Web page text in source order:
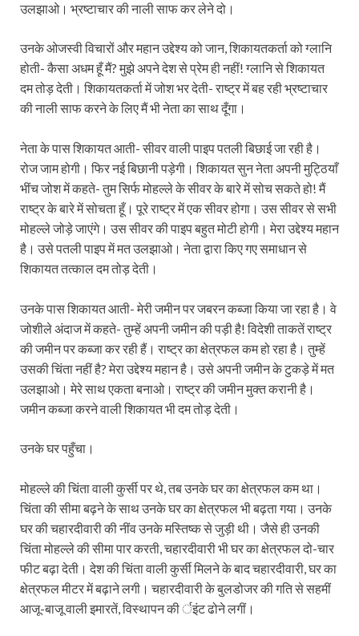
उलझाओ। भ्रष्टाचार की नाली साफ कर लेने दो।
उनके ओजस्वी विचारों और महान उद्देश्य को जान, शिकायतकर्ता को ग्लानि
होती- कैसा अधम हूँ मैं? मुझे अपने देश से प्रेम ही नहीं! ग्लानि से शिकायत
दम तोड़ देती। शिकायतकर्ता में जोश भर देती- राष्ट्र में बह रही भ्रष्टाचार
की नाली साफ करने के लिए मैं भी नेता का साथ दूँगा।
नेता के पास शिकायत आती- सीवर वाली पाइप पतली बिछाई जा रही है।
रोज जाम होगी। फिर नई बिछानी पड़ेगी। शिकायत सुन नेता अपनी मुट्ठियाँ
भींच जोश में कहते- तुम सिर्फ मोहल्ले के सीवर के बारे में सोच सकते हो! मैं
राष्ट्र के बारे में सोचता हूँ। पूरे राष्ट्र में एक सीवर होगा। उस सीवर से सभी
मोहल्ले जोड़े जाएंगे। उस सीवर की पाइप बहुत मोटी होगी। मेरा उद्देश्य महान
है। उसे पतली पाइप में मत उलझाओ। नेता द्वारा किए गए समाधान से
शिकायत तत्काल दम तोड़ देती।
उनके पास शिकायत आती- मेरी जमीन पर जबरन कब्जा किया जा रहा है। वे
जोशीले अंदाज में कहते- तुम्हें अपनी जमीन की पड़ी है! विदेशी ताकतें राष्ट्र
की जमीन पर कब्जा कर रही हैं। राष्ट्र का क्षेत्रफल कम हो रहा है। तुम्हें
उसकी चिंता नहीं है? मेरा उद्देश्य महान है। उसे अपनी जमीन के टुकड़े में मत
उलझाओ। मेरे साथ एकता बनाओ। राष्ट्र की जमीन मुक्त करानी है।
जमीन कब्जा करने वाली शिकायत भी दम तोड़ देती।
उनके घर पहुँचा।
मोहल्ले की चिंता वाली कुर्सी पर थे, तब उनके घर का क्षेत्रफल कम था।
चिंता की सीमा बढ़ने के साथ उनके घर का क्षेत्रफल भी बढ़ता गया। उनके
घर की चहारदीवारी की नींव उनके मस्तिष्क से जुड़ी थी। जैसे ही उनकी
चिंता मोहल्ले की सीमा पार करती, चहारदीवारी भी घर का क्षेत्रफल दो-चार
फीट बढ़ा देती। देश की चिंता वाली कुर्सी मिलने के बाद चहारदीवारी, घर का
क्षेत्रफल मीटर में बढ़ाने लगी। चहारदीवारी के बुलडोजर की गति से सहमीं
आजू-बाजू वाली इमारतें, विस्थापन की र्इंट ढोने लगीं।